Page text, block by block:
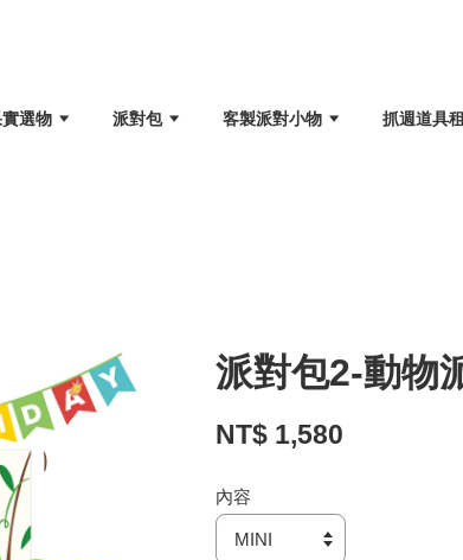
選物 派對包 客製派對小物 抓週道具
派對包2-動物
NT$ 1,580
內容